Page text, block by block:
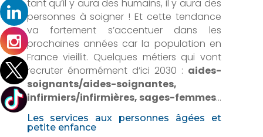
tant qu’il y aura des humains, il y aura des
personnes à soigner ! Et cette tendance
va fortement s’accentuer dans les
prochaines années car la population en
France vieillit. Quelques métiers qui vont
recruter énormément d’ici 2030 : aides-
soignants/aides-soignantes,
infirmiers/infirmières, sages-femmes…
Les services aux personnes âgées et
petite enfance